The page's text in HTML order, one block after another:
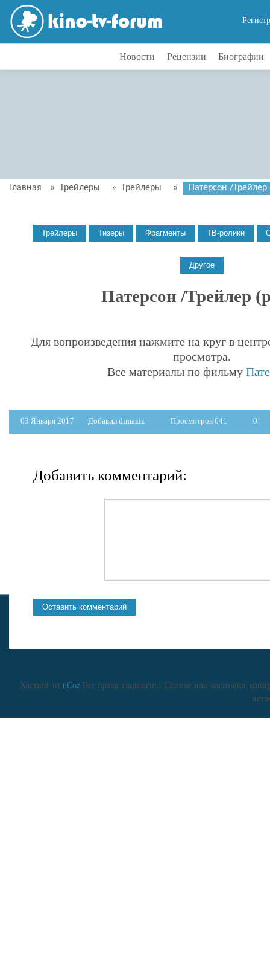
Новости Рецензии Биографии
Главная » Трейлеры » Трейлеры » Патерсон /
Патерсон /Трейлер
Для вопроизведения нажмите на круг в
просмотра.
Все материалы по фильму
03 Января 2017 Добавил dimaziz Просмотров 641 0
Добавить комментарий:
Хостинг от uCozВсе права защищены. Полное или частичное